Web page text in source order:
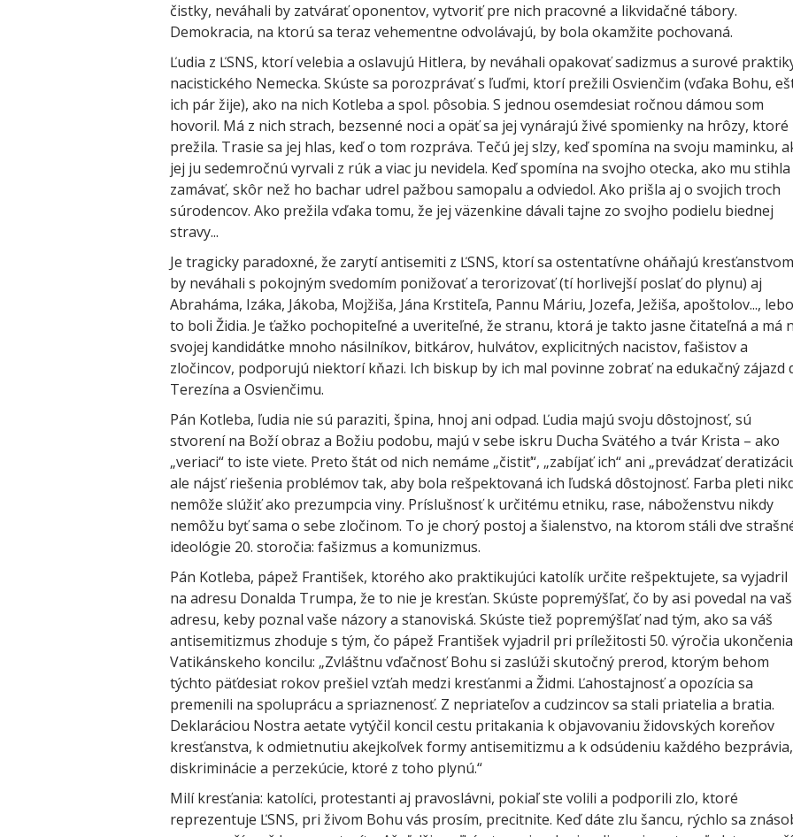
čistky, neváhali by zatvárať oponentov, vytvoriť pre nich pracovné a likvidačné tábory.
Demokracia, na ktorú sa teraz vehementne odvolávajú, by bola okamžite pochovaná.
Ľudia z ĽSNS, ktorí velebia a oslavujú Hitlera, by neváhali opakovať sadizmus a surové
nacistického Nemecka. Skúste sa porozprávať s ľuďmi, ktorí prežili Osvienčim (vďaka Bohu,
ich pár žije), ako na nich Kotleba a spol. pôsobia. S jednou osemdesiat ročnou dámou som
hovoril. Má z nich strach, bezsenné noci a opäť sa jej vynárajú živé spomienky na hrôzy, ktoré
prežila. Trasie sa jej hlas, keď o tom rozpráva. Tečú jej slzy, keď spomína na svoju maminku,
jej ju sedemročnú vyrvali z rúk a viac ju nevidela. Keď spomína na svojho otecka, ako mu stihla
zamávať, skôr než ho bachar udrel pažbou samopalu a odviedol. Ako prišla aj o svojich troch
súrodencov. Ako prežila vďaka tomu, že jej väzenkine dávali tajne zo svojho podielu biednej
stravy...
Je tragicky paradoxné, že zarytí antisemiti z ĽSNS, ktorí sa ostentatívne oháňajú
by neváhali s pokojným svedomím ponižovať a terorizovať (tí horlivejší poslať do plynu) aj
Abraháma, Izáka, Jákoba, Mojžiša, Jána Krstiteľa, Pannu Máriu, Jozefa, Ježiša, apoštolov..., lebo
to boli Židia. Je ťažko pochopiteľné a uveriteľné, že stranu, ktorá je takto jasne čitateľná a má
svojej kandidátke mnoho násilníkov, bitkárov, hulvátov, explicitných nacistov, fašistov a
zločincov, podporujú niektorí kňazi. Ich biskup by ich mal povinne zobrať na edukačný zájazd
Terezína a Osvienčimu.
Pán Kotleba, ľudia nie sú paraziti, špina, hnoj ani odpad. Ľudia majú svoju dôstojnosť, sú
stvorení na Boží obraz a Božiu podobu, majú v sebe iskru Ducha Svätého a tvár Krista – ako
„veriaci“ to iste viete. Preto štát od nich nemáme „čistiť“, „zabíjať ich“ ani „prevádzať
ale nájsť riešenia problémov tak, aby bola rešpektovaná ich ľudská dôstojnosť. Farba pleti
nemôže slúžiť ako prezumpcia viny. Príslušnosť k určitému etniku, rase, náboženstvu nikdy
nemôžu byť sama o sebe zločinom. To je chorý postoj a šialenstvo, na ktorom stáli dve
ideológie 20. storočia: fašizmus a komunizmus.
Pán Kotleba, pápež František, ktorého ako praktikujúci katolík určite rešpektujete, sa vyjadril
na adresu Donalda Trumpa, že to nie je kresťan. Skúste popremýšľať, čo by asi povedal na
adresu, keby poznal vaše názory a stanoviská. Skúste tiež popremýšľať nad tým, ako sa váš
antisemitizmus zhoduje s tým, čo pápež František vyjadril pri príležitosti 50. výročia
Vatikánskeho koncilu: „Zvláštnu vďačnosť Bohu si zaslúži skutočný prerod, ktorým behom
týchto päťdesiat rokov prešiel vzťah medzi kresťanmi a Židmi. Ľahostajnosť a opozícia sa
premenili na spoluprácu a spriaznenosť. Z nepriateľov a cudzincov sa stali priatelia a bratia.
Deklaráciou Nostra aetate vytýčil koncil cestu pritakania k objavovaniu židovských koreňov
kresťanstva, k odmietnutiu akejkoľvek formy antisemitizmu a k odsúdeniu každého bezprávia,
diskriminácie a perzekúcie, ktoré z toho plynú.“
Milí kresťania: katolíci, protestanti aj pravoslávni, pokiaľ ste volili a podporili zlo, ktoré
reprezentuje ĽSNS, pri živom Bohu vás prosím, precitnite. Keď dáte zlu šancu, rýchlo sa